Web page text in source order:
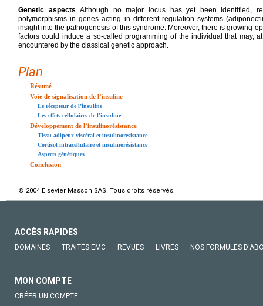
Genetic aspectsAlthough no major locus has yet been identified,
polymorphisms in genes acting in different regulation systems
insight into the pathogenesis of this syndrome. Moreover, there is growing
factors could induce a so-called programming of the individual that may,
encountered by the classical genetic approach.
Plan
Résumé
Voie de signalisation de l’insuline
Le récepteur de l’insuline
Les effets cellulaires de l’insuline
Développement de l’insulinorésistance
Tissu adipeux viscéral et insulinorésistance
Cortisol intracellulaire et insulinorésistance
Aspects génétiques
Conclusion
© 2004 Elsevier Masson SAS. Tous droits réservés.
ACCÈS RAPIDES
DOMAINES TRAITÉS EMC REVUES LIVRES NOS FORMULES
MON COMPTE
CRÉER UN COMPTE